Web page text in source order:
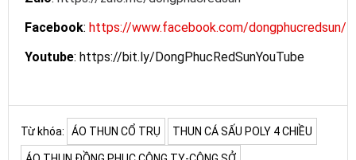
Facebook: https://www.facebook.com/dongphucredsun/
Youtube: https://bit.ly/DongPhucRedSunYouTube
Từ khóa: ÁO THUN CỔ TRỤ THUN CÁ SẤU POLY 4 CHIỀU